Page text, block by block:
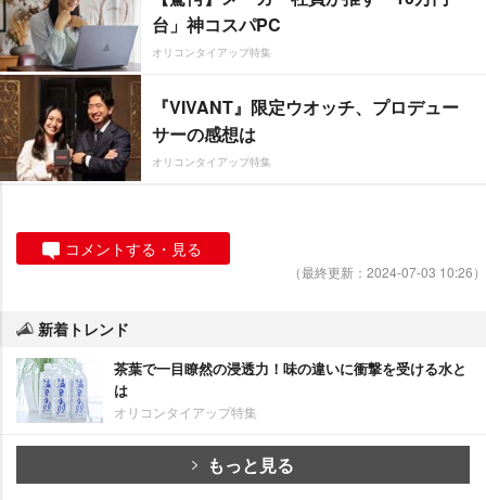
台」神コスパPC
オリコンタイアップ特集
『VIVANT』限定ウオッチ、プロデュー
サーの感想は
オリコンタイアップ特集
コメントする・見る
（最終更新：2024-07-03 10:26）
新着トレンド
茶葉で一目瞭然の浸透力！味の違いに衝撃を受ける水と
は
オリコンタイアップ特集
もっと見る